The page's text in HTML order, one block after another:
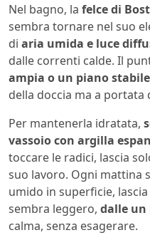
Nel bagno, la felce di
sembra tornare nel suo
di aria umida e luce
dalle correnti calde. Il
ampia o un piano stabile
della doccia ma a portata
Per mantenerla idratata,
vassoio con argilla
toccare le radici, lascia
suo lavoro. Ogni mattina
umido in superficie,
sembra leggero, dalle un
calma, senza esagerare.